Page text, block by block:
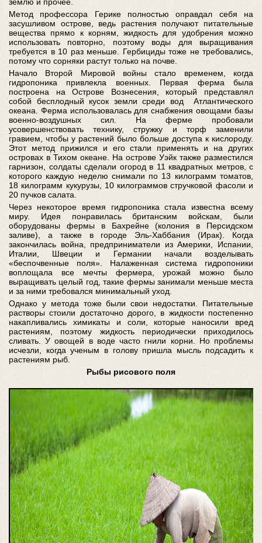
Метод профессора Герике полностью оправдал себя на
засушливом острове, ведь растения получают питательные
вещества прямо к корням, жидкость для удобрения можно
использовать повторно, поэтому воды для выращивания
требуется в 10 раз меньше. Гербициды тоже не требовались,
потому что сорняки растут только на почве.
Начало Второй Мировой войны стало временем, когда
гидропоника привлекла военных. Первая ферма была
построена на Острове Вознесения, который представлял
собой бесплодный кусок земли среди вод Атлантического
океана. Ферма использовалась для снабжения овощами базы
военно-воздушных сил. На ферме пробовали
усовершенствовать технику, стружку и торф заменили
гравием, чтобы у растений было больше доступа к кислороду.
Этот метод прижился и его стали применять и на других
островах в Тихом океане. На острове Уэйк также разместился
гарнизон, солдаты сделали огород в 11 квадратных метров, с
которого каждую неделю снимали по 13 килограмм томатов,
18 килограмм кукурузы, 10 килограммов стручковой фасоли и
20 пучков салата.
Через некоторое время гидропоника стала известна всему
миру. Идея понравилась британским войскам, были
оборудованы фермы в Бахрейне (колония в Персидском
заливе), а также в городе Эль-Хаббания (Ирак). Когда
закончилась война, предприниматели из Америки, Испании,
Италии, Швеции и Германии начали возделывать
«беспочвенные поля». Налаженная система гидропоники
воплощала все мечты фермера, урожай можно было
выращивать целый год, такие фермы занимали меньше места
и за ними требовался минимальный уход.
Однако у метода тоже были свои недостатки. Питательные
растворы стоили достаточно дорого, в жидкости постепенно
накапливались химикаты и соли, которые наносили вред
растениям, поэтому жидкость периодически приходилось
сливать. У овощей в воде часто гнили корни. Но проблемы
исчезли, когда ученым в голову пришла мысль подсадить к
растениям рыб.
Рыбы рисового поля